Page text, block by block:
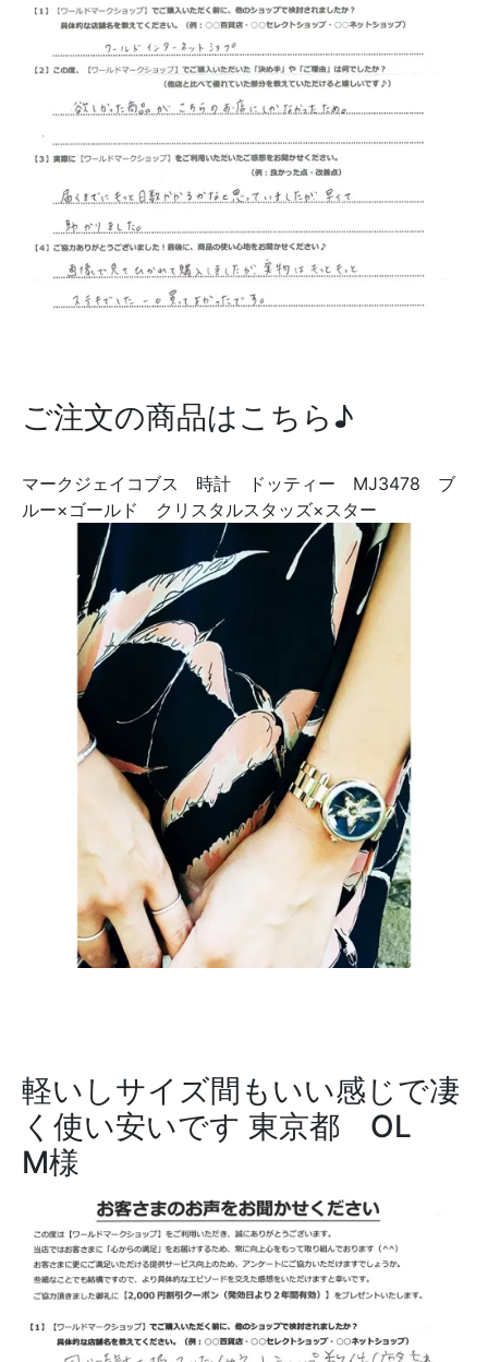
ご注文の商品はこちら♪
マークジェイコブス 時計 ドッティー MJ3478 ブ
ルー×ゴールド クリスタルスタッズ×スター
軽いしサイズ間もいい感じで凄
く使い安いです 東京都 OL
M様